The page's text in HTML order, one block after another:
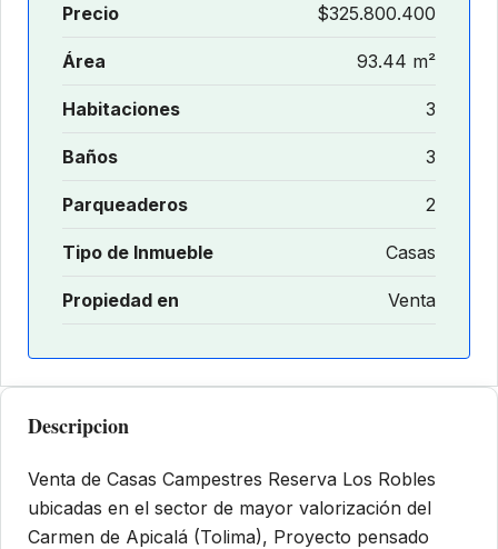
Precio $325.800.400
Área 93.44 m²
Habitaciones 3
Baños 3
Parqueaderos 2
Tipo de Inmueble Casas
Propiedad en Venta
Descripcion
Venta de Casas Campestres Reserva Los Robles
ubicadas en el sector de mayor valorización del
Carmen de Apicalá (Tolima), Proyecto pensado